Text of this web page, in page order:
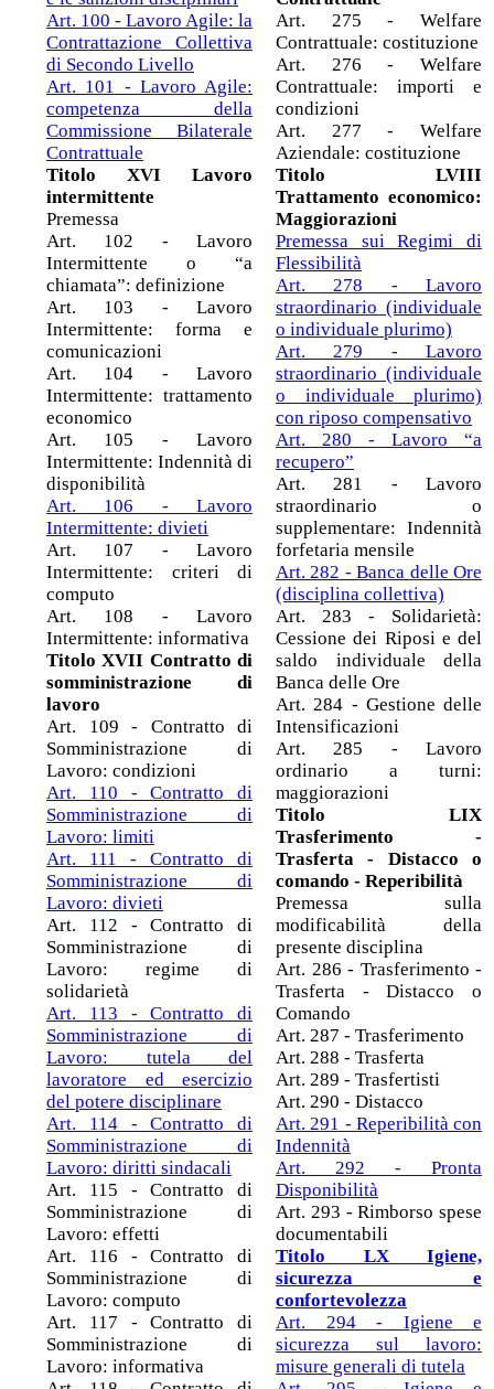
Art. 100 - Lavoro Agile: la
Contrattazione Collettiva
di Secondo Livello
Art. 101 - Lavoro Agile:
competenza della
Commissione Bilaterale
Contrattuale
Titolo XVI Lavoro
intermittente
Premessa
Art. 102 - Lavoro
Intermittente o “a
chiamata”: definizione
Art. 103 - Lavoro
Intermittente: forma e
comunicazioni
Art. 104 - Lavoro
Intermittente: trattamento
economico
Art. 105 - Lavoro
Intermittente: Indennità di
disponibilità
Art. 106 - Lavoro
Intermittente: divieti
Art. 107 - Lavoro
Intermittente: criteri di
computo
Art. 108 - Lavoro
Intermittente: informativa
Titolo XVII Contratto di
somministrazione di
lavoro
Art. 109 - Contratto di
Somministrazione di
Lavoro: condizioni
Art. 110 - Contratto di
Somministrazione di
Lavoro: limiti
Art. 111 - Contratto di
Somministrazione di
Lavoro: divieti
Art. 112 - Contratto di
Somministrazione di
Lavoro: regime di
solidarietà
Art. 113 - Contratto di
Somministrazione di
Lavoro: tutela del
lavoratore ed esercizio
del potere disciplinare
Art. 114 - Contratto di
Somministrazione di
Lavoro: diritti sindacali
Art. 115 - Contratto di
Somministrazione di
Lavoro: effetti
Art. 116 - Contratto di
Somministrazione di
Lavoro: computo
Art. 117 - Contratto di
Somministrazione di
Lavoro: informativa
Art. 275 - Welfare
Contrattuale: costituzione
Art. 276 - Welfare
Contrattuale: importi e
condizioni
Art. 277 - Welfare
Aziendale: costituzione
Titolo LVIII
Trattamento economico:
Maggiorazioni
Premessa sui Regimi di
Flessibilità
Art. 278 - Lavoro
straordinario (individuale
o individuale plurimo)
Art. 279 - Lavoro
straordinario (individuale
o individuale plurimo)
con riposo compensativo
Art. 280 - Lavoro “a
recupero”
Art. 281 - Lavoro
straordinario o
supplementare: Indennità
forfetaria mensile
Art. 282 - Banca delle Ore
(disciplina collettiva)
Art. 283 - Solidarietà:
Cessione dei Riposi e del
saldo individuale della
Banca delle Ore
Art. 284 - Gestione delle
Intensificazioni
Art. 285 - Lavoro
ordinario a turni:
maggiorazioni
Titolo LIX
Trasferimento -
Trasferta - Distacco o
comando - Reperibilità
Premessa sulla
modificabilità della
presente disciplina
Art. 286 - Trasferimento -
Trasferta - Distacco o
Comando
Art. 287 - Trasferimento
Art. 288 - Trasferta
Art. 289 - Trasfertisti
Art. 290 - Distacco
Art. 291 - Reperibilità con
Indennità
Art. 292 - Pronta
Disponibilità
Art. 293 - Rimborso spese
documentabili
Titolo LX Igiene,
sicurezza e
confortevolezza
Art. 294 - Igiene e
sicurezza sul lavoro:
misure generali di tutela